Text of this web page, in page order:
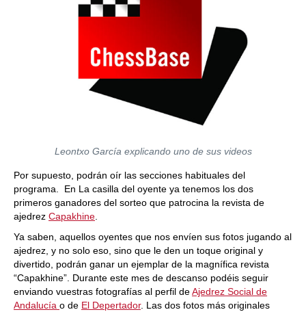
Leontxo García explicando uno de sus videos
Por supuesto, podrán oír las secciones habituales del
programa. En La casilla del oyente ya tenemos los dos
primeros ganadores del sorteo que patrocina la revista de
ajedrez Capakhine.
Ya saben, aquellos oyentes que nos envíen sus fotos jugando al
ajedrez, y no solo eso, sino que le den un toque original y
divertido, podrán ganar un ejemplar de la magnífica revista
“Capakhine”. Durante este mes de descanso podéis seguir
enviando vuestras fotografías al perfil deAjedrez Social de
Andalucía o de El Depertador. Las dos fotos más originales